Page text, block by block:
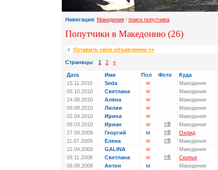
Навигация: Македония / поиск попутчика
Попутчики в Македонию (26)
Оставить свое объявление »»
Страницы: 1 2 »
Дата Имя Пол Фото
Куда
15.11.2010
Seda
Македония
05.10.2010
Светлана
Македония
24.08.2010
Алёна
Македония
09.08.2010
Лилия
Македония
02.04.2010
Ирина
Македония
09.03.2010
Ириан
Македония
27.09.2009
Георгий
Охрид
11.07.2009
Елена
Македония
22.04.2009
GALINA
Македония
09.11.2008
Светлана
Скопье
06.08.2008
Антон
Македония